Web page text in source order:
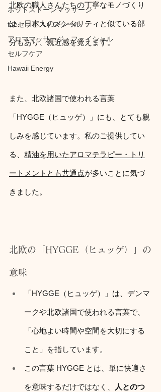
ホットストーンマッサージ
taeセラピストスクール
アロママッサージ・フェイシャル
セルフケア
Hawaii Energy
北欧の職人さんたちの丁寧なモノづくり
は、日本人のメンタリティと似ている部
分もあり、親近感を覚えます。
また、北欧諸国で使われる言葉
「HYGGE（ヒュッゲ）」にも、とても親
しみを感じています。私のご提供してい
る、 精油を用いたアロマテラピー・トリ
ートメントとも共通点が多いことに気づ
きました。
北欧の「HYGGE（ヒュッゲ）」の
意味
「HYGGE（ヒュッゲ）」は、デンマ
ークや北欧諸国で使われる言葉で、
「心地よい時間や空間を大切にする
こと」を指しています。
この言葉 HYGGE とは、単に快適さ
を意味するだけではなく、 人とのつ